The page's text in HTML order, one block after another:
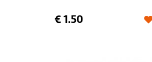
€ 1.50